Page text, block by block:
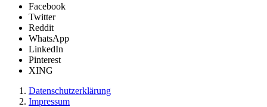
Facebook
Twitter
Reddit
WhatsApp
LinkedIn
Pinterest
XING
Datenschutzerklärung
Impressum